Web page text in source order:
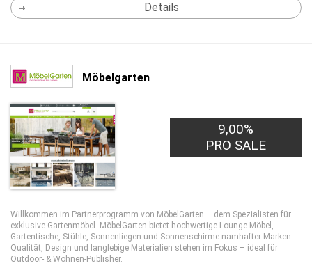
Details
Möbelgarten
9,00%
PRO SALE
Willkommen im Partnerprogramm von MöbelGarten – dem Spezialisten für
exklusive Gartenmöbel. MöbelGarten bietet hochwertige Lounge‑Möbel,
Gartentische, Stühle, Sonnenliegen und Sonnenschirme namhafter Marken.
Qualität, Design und langlebige Materialien stehen im Fokus – ideal für
Outdoor‑ & Wohnen‑Publisher.